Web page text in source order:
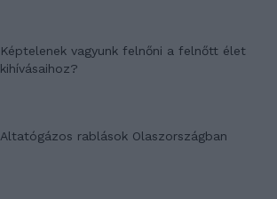
Képtelenek vagyunk felnőni a felnőtt élet
kihívásaihoz?
Altatógázos rablások Olaszországban